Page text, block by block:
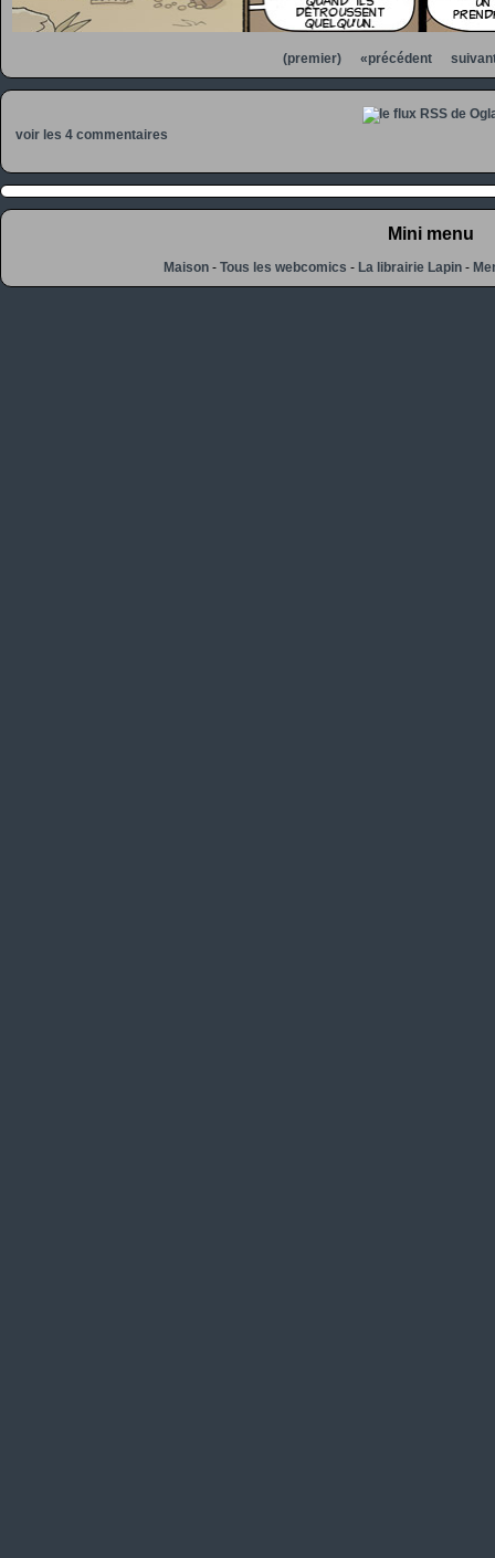
(premier) «précédent
voir les 4 commentaires
Mini menu
Maison -Tous les webcomics -La librairie Lapin -